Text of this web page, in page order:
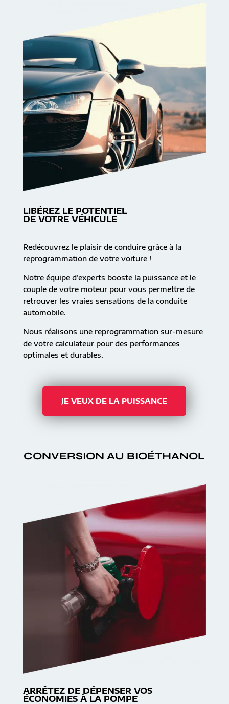
LIBÉREZ LE POTENTIEL
DE VOTRE VÉHICULE
Redécouvrez le plaisir de conduire grâce à la
reprogrammation de votre voiture !
Notre équipe d’experts booste la puissance et le
couple de votre moteur pour vous permettre de
retrouver les vraies sensations de la conduite
automobile.
Nous réalisons une reprogrammation sur-mesure
de votre calculateur pour des performances
optimales et durables.
JE VEUX DE LA PUISSANCE
CONVERSION AU BIOÉTHANOL
ARRÊTEZ DE DÉPENSER VOS
ÉCONOMIES À LA POMPE